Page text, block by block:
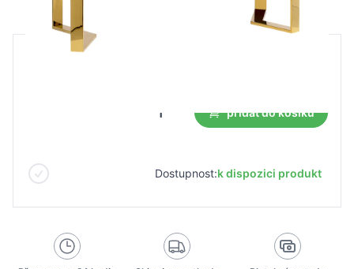
Maloobchodní cena
přidat do košíku
Dostupnost:k dispozici produkt